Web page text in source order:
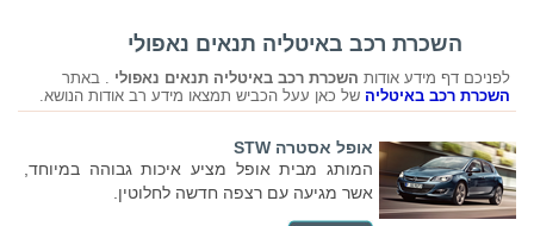
השכרת רכב באיטליה תנאים נאפולי
לפניכם דף מידע אודות השכרת רכב באיטליה תנאים נאפולי . באתר
השכרת רכב באיטליה של כאן עעל הכביש תמצאו מידע רב אודות הנושא.
אופל אסטרה STW
המותג מבית אופל מציע איכות גבוהה במיוחד,
אשר מגיעה עם רצפה חדשה לחלוטין.